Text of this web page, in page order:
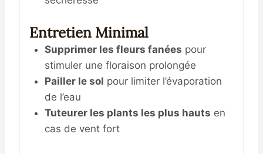
Entretien Minimal
Supprimer les fleurs fanées pour
stimuler une floraison prolongée
Pailler le sol pour limiter l’évaporation
de l’eau
Tuteurer les plants les plus hauts en
cas de vent fort